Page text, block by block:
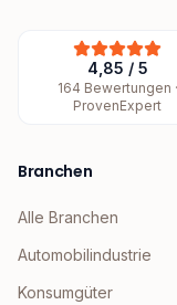
4,85 / 5
164 Bewertungen ·
ProvenExpert
Branchen
Alle Branchen
Automobilindustrie
Konsumgüter